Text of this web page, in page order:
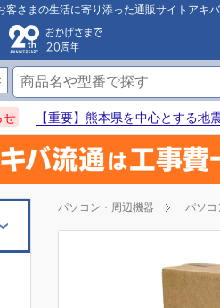
さまの生活に寄り添った通販サイトアキ
せ 【重要】熊本県を中心とする
パソコン・周辺機器 パソコ